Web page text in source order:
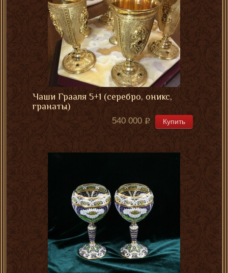
Чаши Грааля 5+1 (серебро, оникс,
гранаты)
540 000 Купить